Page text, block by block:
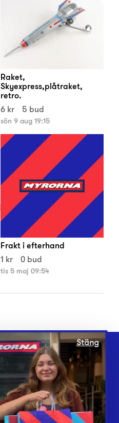
Raket,
Skyexpress,plåtraket,
retro.
6 kr
5 bud
sön 9 aug 19:15
Frakt i efterhand
1 kr
0 bud
tis 5 maj 09:54
Stäng